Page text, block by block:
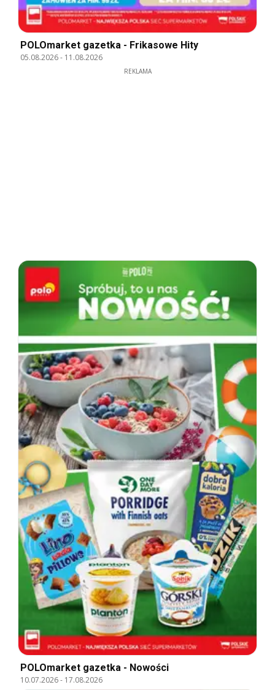
POLOmarket gazetka - Frikasowe Hity
05.08.2026- 11.08.2026
REKLAMA
POLOmarket gazetka - Nowości
10.07.2026- 17.08.2026